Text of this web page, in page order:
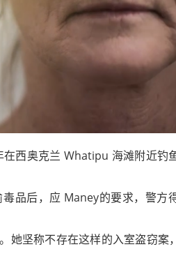
西奥克兰 Whatipu 海滩附近钓
品后，应 Maney的要求，警方
她坚称不存在这样的入室盗窃案